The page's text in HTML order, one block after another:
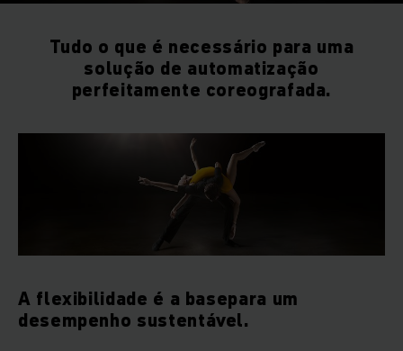
Tudo o que é necessário para uma
solução de automatização
perfeitamente coreografada.
A flexibilidade é a basepara um
desempenho sustentável.